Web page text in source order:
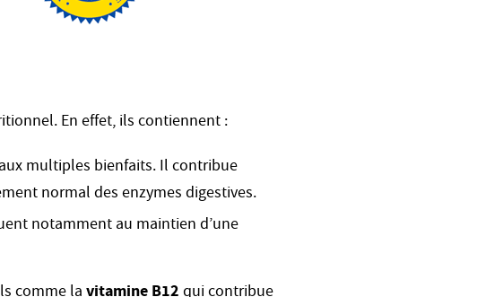
En effet, ils contiennent :
multiples bienfaits. Il contribue
normal des enzymes digestives.
notamment au maintien d’une
comme la vitamine B12 qui contribue